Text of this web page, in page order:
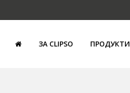
ЗА CLIPSO ПРОДУКТИ